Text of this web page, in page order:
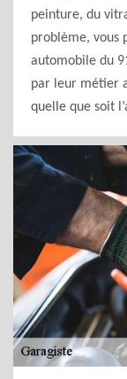
peinture, du
problème, vous
automobile du
par leur métier
quelle que soit